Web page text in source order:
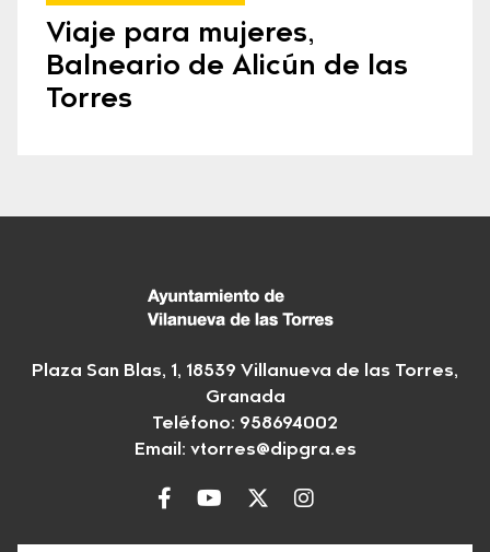
Viaje para mujeres,
Balneario de Alicún de las
Torres
Plaza San Blas, 1, 18539 Villanueva de las Torres,
Granada
Teléfono: 958694002
Email: vtorres@dipgra.es